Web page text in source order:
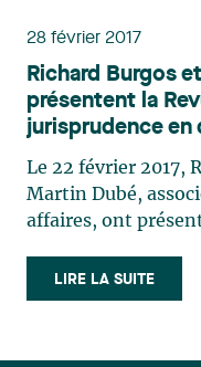
commerciaux, la
matière de baux
intervenants du
et enjeux qui
activités ou sur les
clients.
28 février 2017
Richard Burgos
présentent la
jurisprudence
Le 22 février 2017,
Martin Dubé,
affaires, ont
présentation
causerie organisé
LIRE LA SUITE